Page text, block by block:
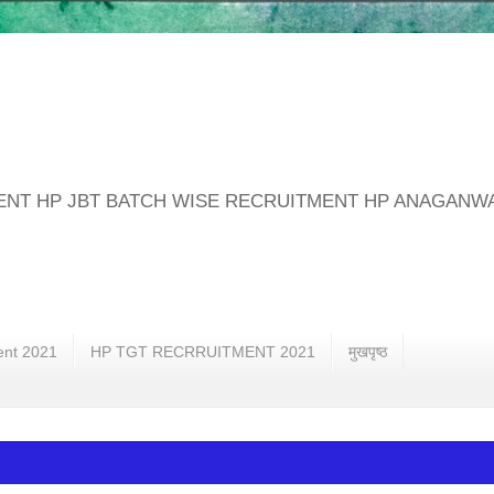
HP JBT BATCH WISE RECRUITMENT HP
2021 HP TGT RECRRUITMENT 2021 मुखपृष्ठ